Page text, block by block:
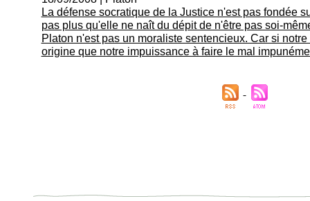
La défense socratique de la Justice n'est pas fondée
pas plus qu'elle ne naît du dépit de n'être pas soi-
Platon n'est pas un moraliste sentencieux. Car si
origine que notre impuissance à faire le mal